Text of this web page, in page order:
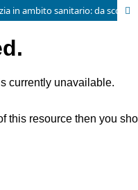
La comunicazione della cattiva notizia in ambito sanitario: da sconosciuta a perno della relazione di cura